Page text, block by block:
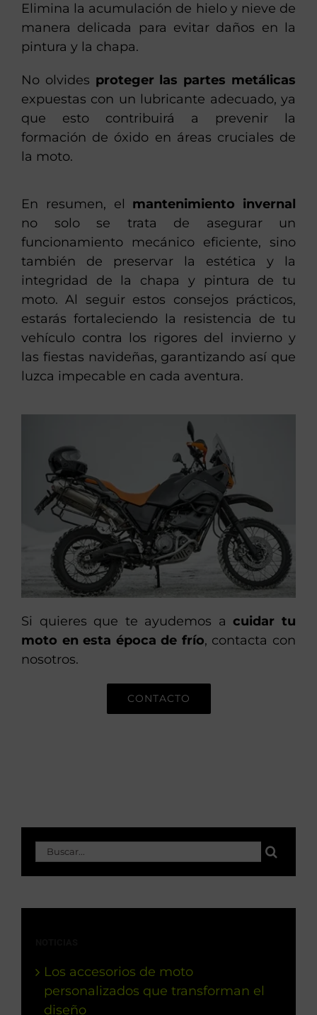
Elimina la acumulación de hielo y nieve de
manera delicada para evitar daños en la
pintura y la chapa.
No olvides proteger las partes metálicas
expuestas con un lubricante adecuado, ya
que esto contribuirá a prevenir la
formación de óxido en áreas cruciales de
la moto.
En resumen, el mantenimiento invernal
no solo se trata de asegurar un
funcionamiento mecánico eficiente, sino
también de preservar la estética y la
integridad de la chapa y pintura de tu
moto. Al seguir estos consejos prácticos,
estarás fortaleciendo la resistencia de tu
vehículo contra los rigores del invierno y
las fiestas navideñas, garantizando así que
luzca impecable en cada aventura.
Si quieres que te ayudemos acuidar tu
moto en esta época de frío, contacta con
nosotros.
CONTACTO
Buscar:
Los accesorios de moto
personalizados que transforman el
diseño